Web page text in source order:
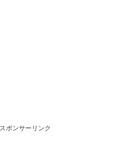
スポンサーリンク